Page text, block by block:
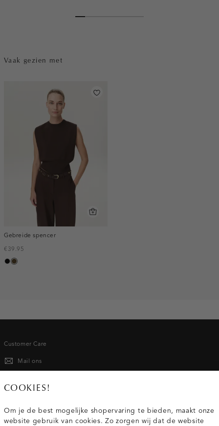
Vaak gezien met
Gebreide spencer
€39.95
zwarttoffee
Customer Care
Mail ons
COOKIES!
Om je de best mogelijke shopervaring te bieden, maakt onze
website gebruik van cookies. Zo zorgen wij dat de website